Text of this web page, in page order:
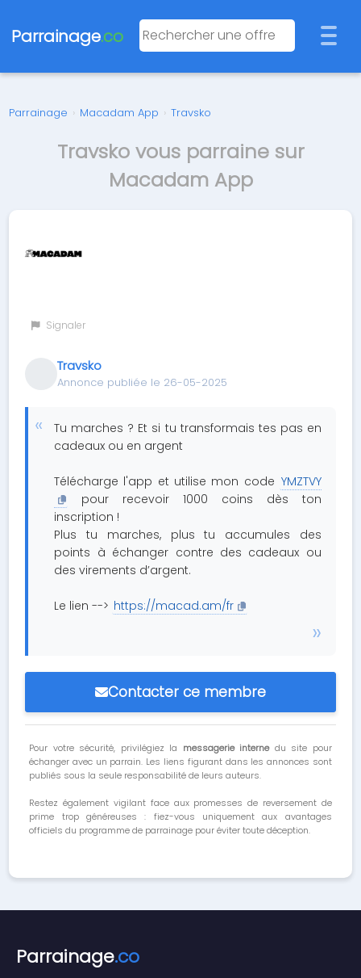
Parrainage.co
Parrainage › Macadam App › Travsko
Travsko vous parraine sur
Macadam App
Signaler
Travsko
Annonce publiée le 26-05-2025
Tu marches ? Et si tu transformais tes pas en
cadeaux ou en argent
Télécharge l'app et utilise mon code YMZTVY
pour recevoir 1000 coins dès ton
inscription !
Plus tu marches, plus tu accumules des
points à échanger contre des cadeaux ou
des virements d’argent.
Le lien --> https://macad.am/fr
Contacter ce membre
Pour votre sécurité, privilégiez la messagerie internedu site pour
échanger avec un parrain. Les liens figurant dans les annonces sont
publiés sous la seule responsabilité de leurs auteurs.
Restez également vigilant face aux promesses de reversement de
prime trop généreuses : fiez-vous uniquement aux avantages
officiels du programme de parrainage pour éviter toute déception.
Parrainage.co